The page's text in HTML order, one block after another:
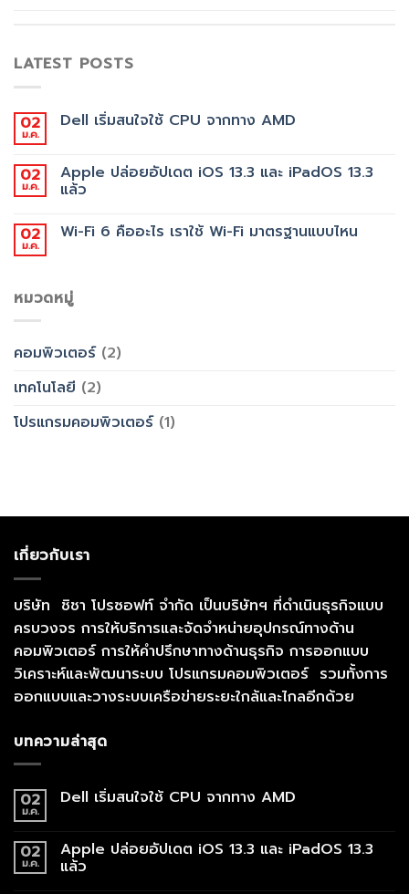
LATEST POSTS
02
ม.ค.
Dell เริ่มสนใจใช้ CPU จากทาง AMD
02
ม.ค.
Apple ปล่อยอัปเดต iOS 13.3 และ iPadOS 13.3
แล้ว
02
ม.ค.
Wi-Fi 6 คืออะไร เราใช้ Wi-Fi มาตรฐานแบบไหน
หมวดหมู่
คอมพิวเตอร์(2)
เทคโนโลยี (2)
โปรแกรมคอมพิวเตอร์(1)
เกี่ยวกับเรา
บริษัท ชิชา โปรซอฟท์ จำกัด เป็นบริษัทฯ ที่ดำเนินธุรกิจแบบ
ครบวงจร การให้บริการและจัดจำหน่ายอุปกรณ์ทางด้าน
คอมพิวเตอร์ การให้คำปรึกษาทางด้านธุรกิจ การออกแบบ
วิเคราะห์และพัฒนาระบบ โปรแกรมคอมพิวเตอร์ รวมทั้งการ
ออกแบบและวางระบบเครือข่ายระยะใกล้และไกลอีกด้วย
บทความล่าสุด
02
ม.ค.
Dell เริ่มสนใจใช้ CPU จากทาง AMD
02
ม.ค.
Apple ปล่อยอัปเดต iOS 13.3 และ iPadOS 13.3
แล้ว